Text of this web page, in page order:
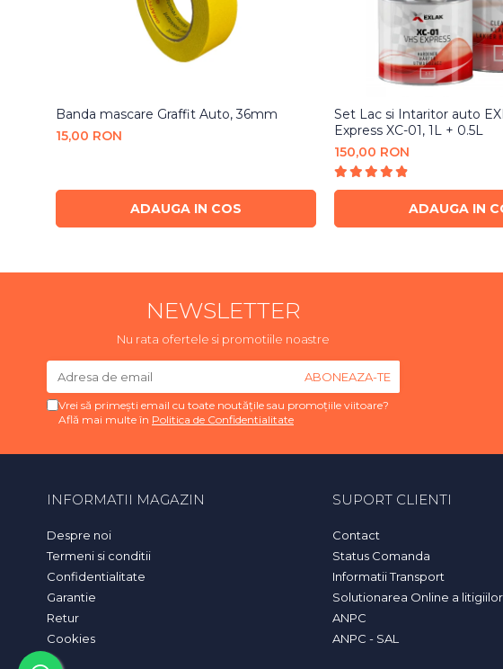
Banda mascare Graffit Auto, 36mm
15,00 RON
ADAUGA IN COS
Set Lac si Intaritor auto
Express XC-01, 1L + 0.5L
150,00 RON
ADAUGA IN
NEWSLETTER
Nu rata ofertele si promotiile noastre
Vrei să primești email cu toate noutățile sau promoțiile viitoare?
Află mai multe în Politica de Confidentialitate
INFORMATII MAGAZIN
Despre noi
Termeni si conditii
Confidentialitate
Garantie
Retur
Cookies
SUPORT CLIENTI
Contact
Status Comanda
Informatii Transport
Solutionarea Online a litigiilor
ANPC
ANPC - SAL